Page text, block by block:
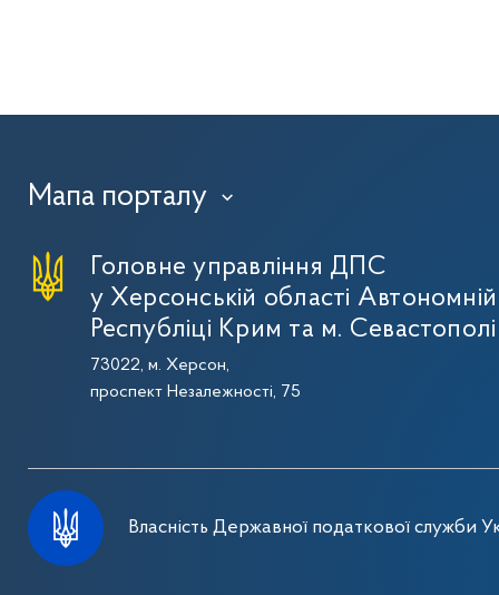
Мапа порталу ›
Головне управління ДПС
у Херсонській області Автономній
Республіці Крим та м. Севастополі
73022, м. Херсон,
проспект Незалежності, 75
Власність Державної податкової служби